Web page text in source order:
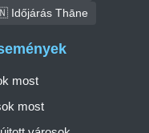
Időjárás Thāne
most
most